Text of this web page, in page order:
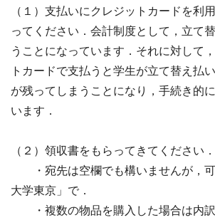
（１）支払いにクレジットカードを利
ってください．会計制度として，立て
うことになっています．それに対して
トカードで支払うと学生が立て替え払
が残ってしまうことになり，手続き的
います．
（２）領収書をもらってきてください．
・宛先は空欄でも構いませんが，
大学東京」で．
・複数の物品を購入した場合は内訳